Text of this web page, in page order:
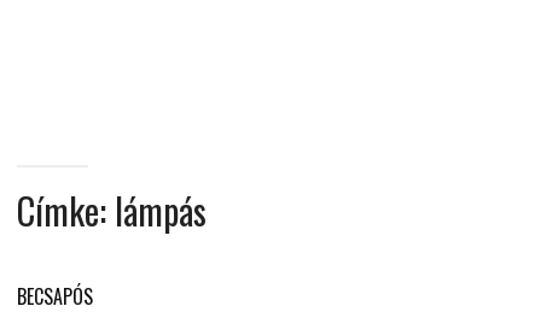
Címke: lámpás
BECSAPÓS